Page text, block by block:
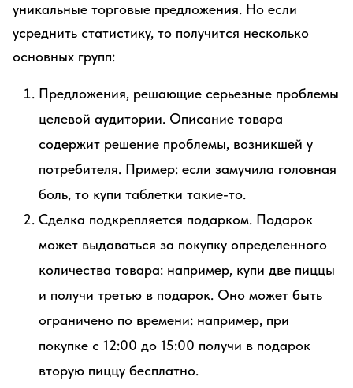
уникальные торговые предложения. Но если
усреднить статистику, то получится несколько
основных групп:
Предложения, решающие серьезные проблемы
целевой аудитории. Описание товара
содержит решение проблемы, возникшей у
потребителя. Пример: если замучила головная
боль, то купи таблетки такие-то.
Сделка подкрепляется подарком. Подарок
может выдаваться за покупку определенного
количества товара: например, купи две пиццы
и получи третью в подарок. Оно может быть
ограничено по времени: например, при
покупке с 12:00 до 15:00 получи в подарок
вторую пиццу бесплатно.